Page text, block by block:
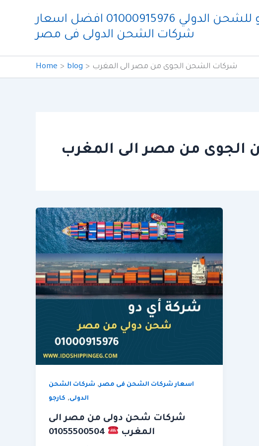
شركة ايدو للشحن الدولي 01000915976 افضل اسعار
شركات الشحن الدولى فى مصر
Home blog شركات الشحن الجوى من مصر الى المغرب
الجوى من مصر الى المغرب
اسعار شركات الشحن فى مصر, شركات الشحن
الدولى, كارجو
شركات شحن دولى من مصر الى
المغرب